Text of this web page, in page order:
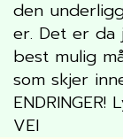
den
er. Det er da
best mulig
som skjer
VEI